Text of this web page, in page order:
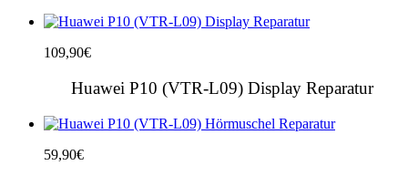
109,90€
Huawei P10 (VTR-L09) Display Reparatur
59,90€